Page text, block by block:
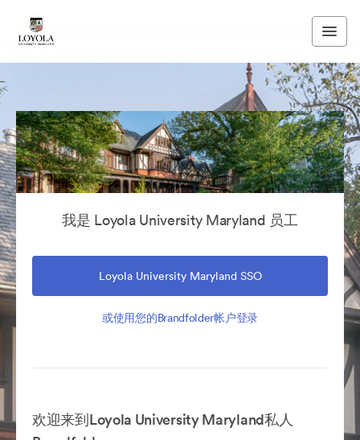
我是 Loyola University Maryland 员工
Loyola University Maryland SSO
或使用您的Brandfolder帐户登录
欢迎来到Loyola University Maryland私人